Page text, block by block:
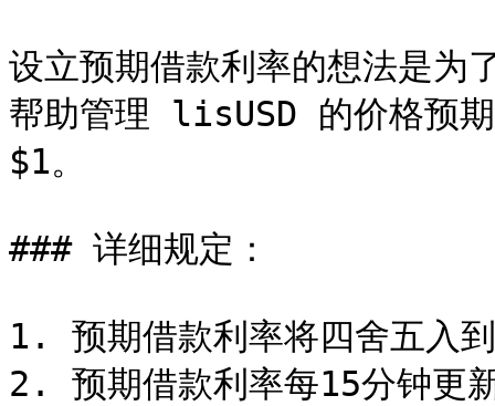
设立预期借款利率的想法是
帮助管理 lisUSD 的价格预
$1。
### 详细规定：
1. 预期借款利率将四舍五入
2. 预期借款利率每15分钟更